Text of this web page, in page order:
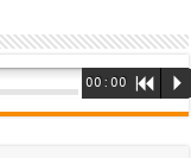
00:00 R P